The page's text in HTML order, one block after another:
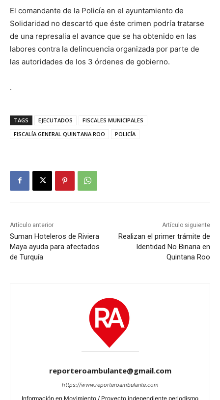
El comandante de la Policía en el ayuntamiento de
Solidaridad no descartó que éste crimen podría tratarse
de una represalia el avance que se ha obtenido en las
labores contra la delincuencia organizada por parte de
las autoridades de los 3 órdenes de gobierno.
.
TAGS EJECUTADOS
FISCALES MUNICIPALES
FISCALÍA GENERAL QUINTANA ROO
POLICÍA
Artículo anterior
Suman Hoteleros de Riviera
Maya ayuda para afectados
de Turquía
Artículo siguiente
Realizan el primer trámite de
Identidad No Binaria en
Quintana Roo
reporteroambulante@gmail.com
https://www.reporteroambulante.com
Información en Movimiento / Proyecto independiente periodismo